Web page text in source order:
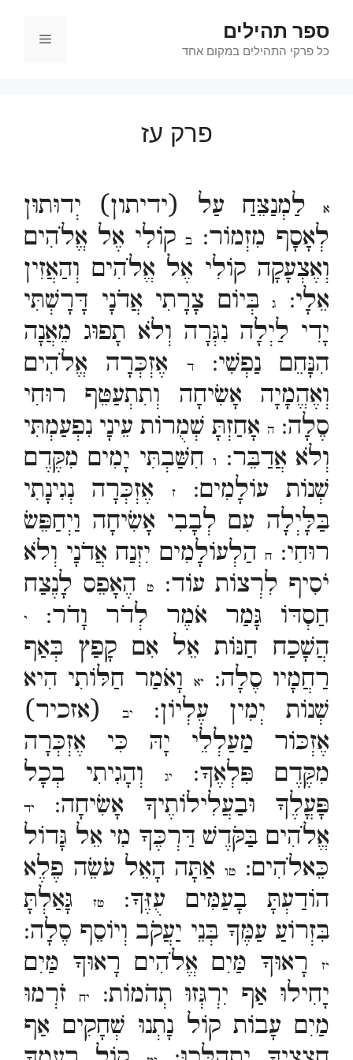
לתוכןספר תהילים
כל פרקי התהילים במקום אחד
תפריט
פרק עז
א
לַמְנַצֵּחַ עַל (ידיתון) יְדוּתוּן
לְאָסָף מִזְמוֹר:
בקוֹלִי אֶל אֱלֹהִים
וְאֶצְעָקָה קוֹלִי אֶל אֱלֹהִים וְהַאֲזִין
אֵלָי:
גבְּיוֹם צָרָתִי אֲדֹנָי דָּרָשְׁתִּי
יָדִי לַיְלָה נִגְּרָה וְלֹא תָפוּג מֵאֲנָה
הִנָּחֵם נַפְשִׁי:ד
אֶזְכְּרָה אֱלֹהִים
וְאֶהֱמָיָה אָשִׂיחָה וְתִתְעַטֵּף רוּחִי
סֶלָה: ה אָחַזְתָּ שְׁמֻרוֹת עֵינָי נִפְעַמְתִּי
וְלֹא אֲדַבֵּר:
וחִשַּׁבְתִּי יָמִים מִקֶּדֶם
שְׁנוֹת עוֹלָמִים:ז
אֶזְכְּרָה נְגִינָתִי
בַּלָּיְלָה עִם לְבָבִי אָשִׂיחָה וַיְחַפֵּשׂ
רוּחִי: חהַלְעוֹלָמִים יִזְנַח אֲדֹנָי וְלֹא
יֹסִיף לִרְצוֹת עוֹד:
טהֶאָפֵס לָנֶצַח
חַסְדּוֹ גָּמַר אֹמֶר לְדֹר וָדֹר:
י
הֲשָׁכַח חַנּוֹת אֵל אִם קָפַץ בְּאַף
רַחֲמָיו סֶלָה:
יא
וָאֹמַר חַלּוֹתִי הִיא
שְׁנוֹת יְמִין עֶלְיוֹן:
יב
(אזכיר)
אֶזְכּוֹר מַעַלְלֵי יָהּ כִּי אֶזְכְּרָה
מִקֶּדֶם פִּלְאֶךָ:
יג
וְהָגִיתִי בְכָל
פָּעֳלֶךָ וּבַעֲלִילוֹתֶיךָ אָשִׂיחָה:
יד
אֱלֹהִים בַּקֹּדֶשׁ דַּרְכֶּךָ מִי אֵל גָּדוֹל
כֵּאלֹהִים:
טואַתָּה הָאֵל עֹשֵׂה פֶלֶא
הוֹדַעְתָּ בָעַמִּים עֻזֶּךָ:
טז
גָּאַלְתָּ
בִּזְרוֹעַ עַמֶּךָ בְּנֵי יַעֲקֹב וְיוֹסֵף סֶלָה:
יז
רָאוּךָ מַּיִם אֱלֹהִים רָאוּךָ מַּיִם
יָחִילוּ אַף יִרְגְּזוּ תְהֹמוֹת:
יח
זֹרְמוּ
מַיִם עָבוֹת קוֹל נָתְנוּ שְׁחָקִים אַף